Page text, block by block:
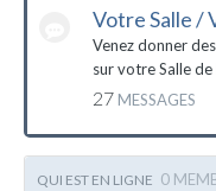
Votre Salle /
Venez donner
sur votre Salle
27 MESSAGES
QUI EST EN LIGNE 0